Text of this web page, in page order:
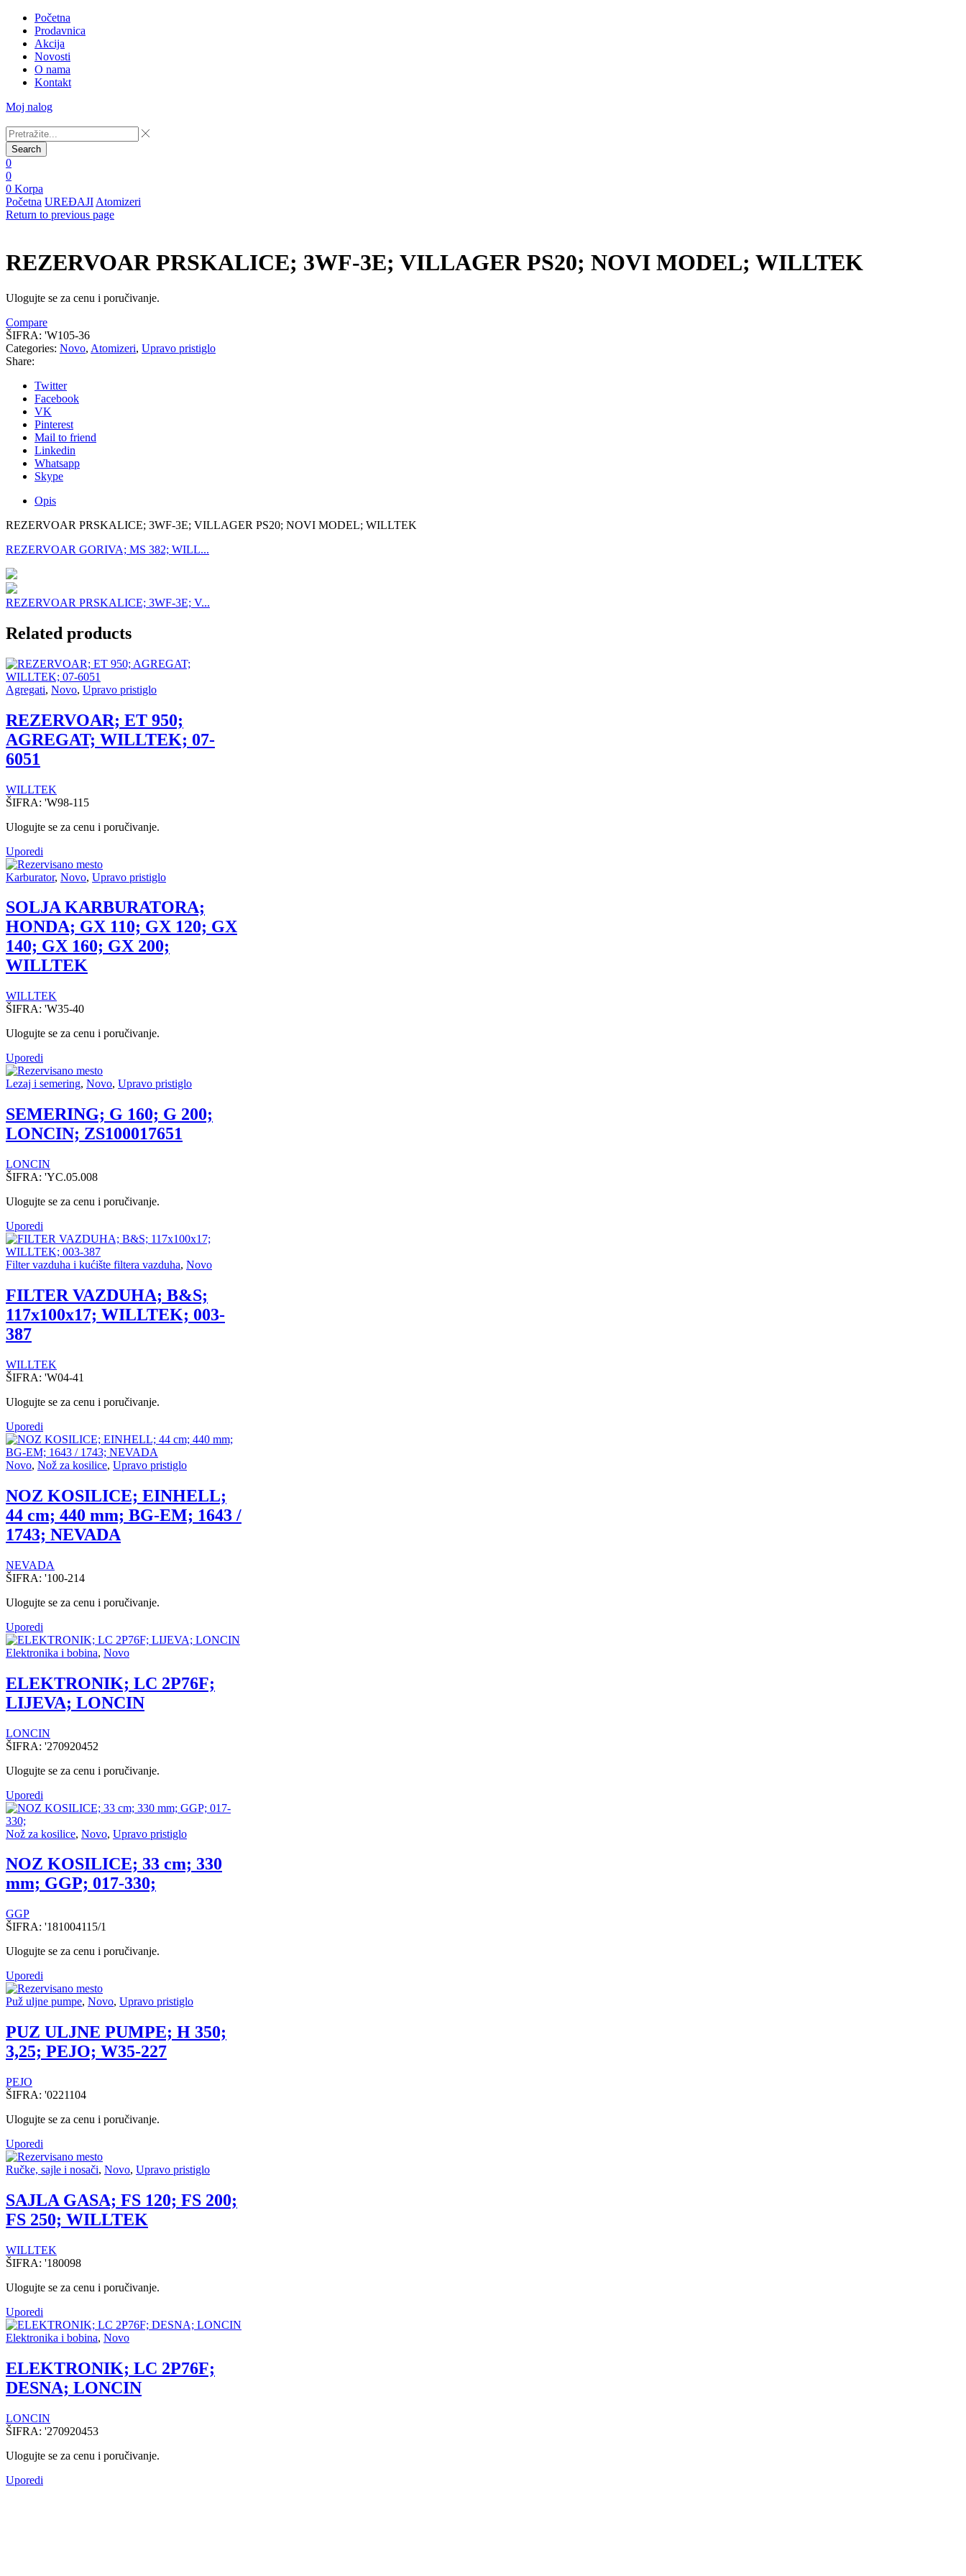
Početna
Prodavnica
Akcija
Novosti
O nama
Kontakt
Moj nalog
Search
0
0
0 Korpa
Početna UREĐAJI Atomizeri
Return to previous page
REZERVOAR PRSKALICE; 3WF-3E; VILLAGER PS20; NOVI MODEL; WILLTEK
Ulogujte se za cenu i poručivanje.
Compare
ŠIFRA: 'W105-36
Categories: Novo, Atomizeri, Upravo pristiglo
Share:
Twitter
Facebook
VK
Pinterest
Mail to friend
Linkedin
Whatsapp
Skype
Opis
REZERVOAR PRSKALICE; 3WF-3E; VILLAGER PS20; NOVI MODEL; WILLTEK
REZERVOAR GORIVA; MS 382; WILL...
REZERVOAR PRSKALICE; 3WF-3E; V...
Related products
Agregati, Novo, Upravo pristiglo
REZERVOAR; ET 950;
AGREGAT; WILLTEK; 07-
6051
WILLTEK
ŠIFRA: 'W98-115
Ulogujte se za cenu i poručivanje.
Uporedi
Karburator, Novo, Upravo pristiglo
SOLJA KARBURATORA;
HONDA; GX 110; GX 120; GX
140; GX 160; GX 200;
WILLTEK
WILLTEK
ŠIFRA: 'W35-40
Ulogujte se za cenu i poručivanje.
Uporedi
Lezaj i semering, Novo, Upravo pristiglo
SEMERING; G 160; G 200;
LONCIN; ZS100017651
LONCIN
ŠIFRA: 'YC.05.008
Ulogujte se za cenu i poručivanje.
Uporedi
Filter vazduha i kućište filtera vazduha, Novo
FILTER VAZDUHA; B&S;
117x100x17; WILLTEK; 003-
387
WILLTEK
ŠIFRA: 'W04-41
Ulogujte se za cenu i poručivanje.
Uporedi
Novo, Nož za kosilice, Upravo pristiglo
NOZ KOSILICE; EINHELL;
44 cm; 440 mm; BG-EM; 1643 /
1743; NEVADA
NEVADA
ŠIFRA: '100-214
Ulogujte se za cenu i poručivanje.
Uporedi
Elektronika i bobina, Novo
ELEKTRONIK; LC 2P76F;
LIJEVA; LONCIN
LONCIN
ŠIFRA: '270920452
Ulogujte se za cenu i poručivanje.
Uporedi
Nož za kosilice, Novo, Upravo pristiglo
NOZ KOSILICE; 33 cm; 330
mm; GGP; 017-330;
GGP
ŠIFRA: '181004115/1
Ulogujte se za cenu i poručivanje.
Uporedi
Puž uljne pumpe, Novo, Upravo pristiglo
PUZ ULJNE PUMPE; H 350;
3,25; PEJO; W35-227
PEJO
ŠIFRA: '0221104
Ulogujte se za cenu i poručivanje.
Uporedi
Ručke, sajle i nosači, Novo, Upravo pristiglo
SAJLA GASA; FS 120; FS 200;
FS 250; WILLTEK
WILLTEK
ŠIFRA: '180098
Ulogujte se za cenu i poručivanje.
Uporedi
Elektronika i bobina, Novo
ELEKTRONIK; LC 2P76F;
DESNA; LONCIN
LONCIN
ŠIFRA: '270920453
Ulogujte se za cenu i poručivanje.
Uporedi